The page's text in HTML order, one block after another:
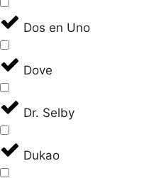
Dos en Uno
Dove
Dr. Selby
Dukao